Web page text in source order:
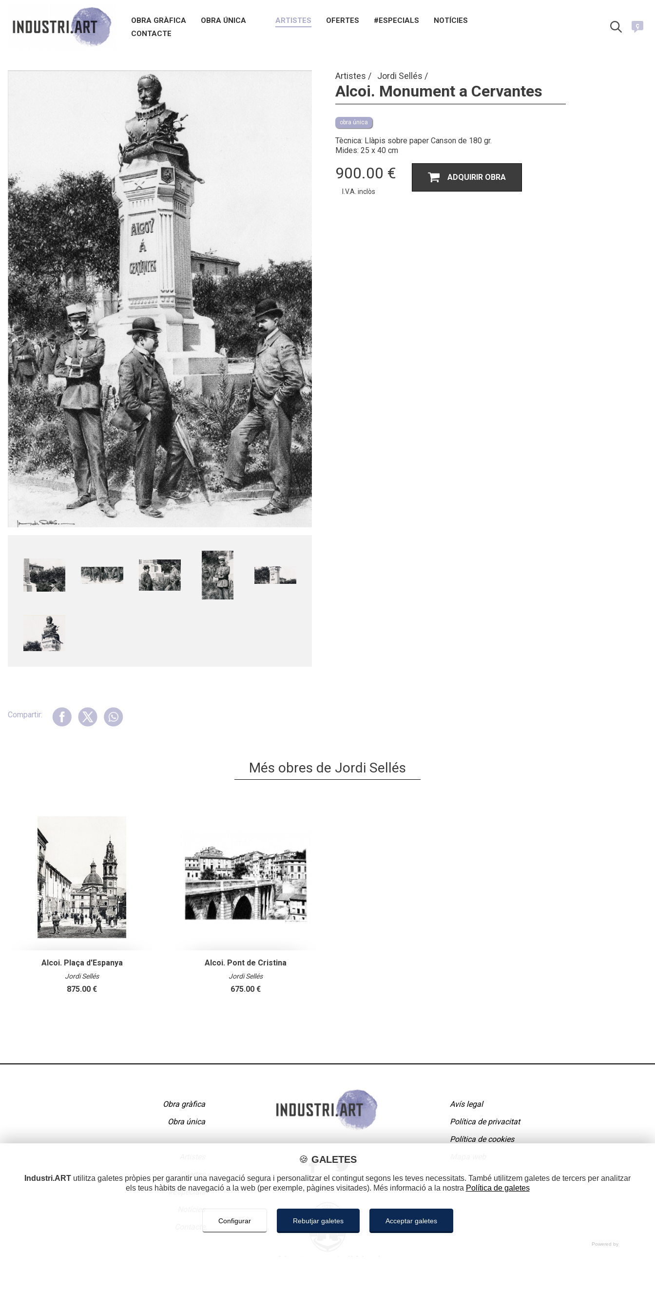
OBRA GRÀFICA OBRA ÚNICA ARTISTES OFERTES #ESPECIALS
NOTÍCIES
CONTACTE
ç
Artistes Jordi Sellés
Alcoi. Monument a Cervantes
obra única
Tècnica: Llàpis sobre paper Canson de 180 gr.
Mides: 25 x 40 cm
900.00 €
I.V.A. inclòs
ADQUIRIR OBRA
Compartir:
Més obres de Jordi Sellés
Alcoi. Plaça d'Espanya
Jordi Sellés
875.00 €
Alcoi. Pont de Cristina
Jordi Sellés
675.00 €
Obra gràfica
Obra única
Ofertes
#Especials
Notícies
Avís legal
Política de privacitat
Política de cookies
🍪 GALETES
Industri.ART utilitza galetes pròpies per garantir una navegació segura i personalitzar el contingut segons les teves necessitats. També utilitzem galetes de tercers per analitzar
els teus hàbits de navegació a la web (per exemple, pàgines visitades). Més informació a la nostra Política de galetes
Configurar Rebutjar galetes Acceptar galetes